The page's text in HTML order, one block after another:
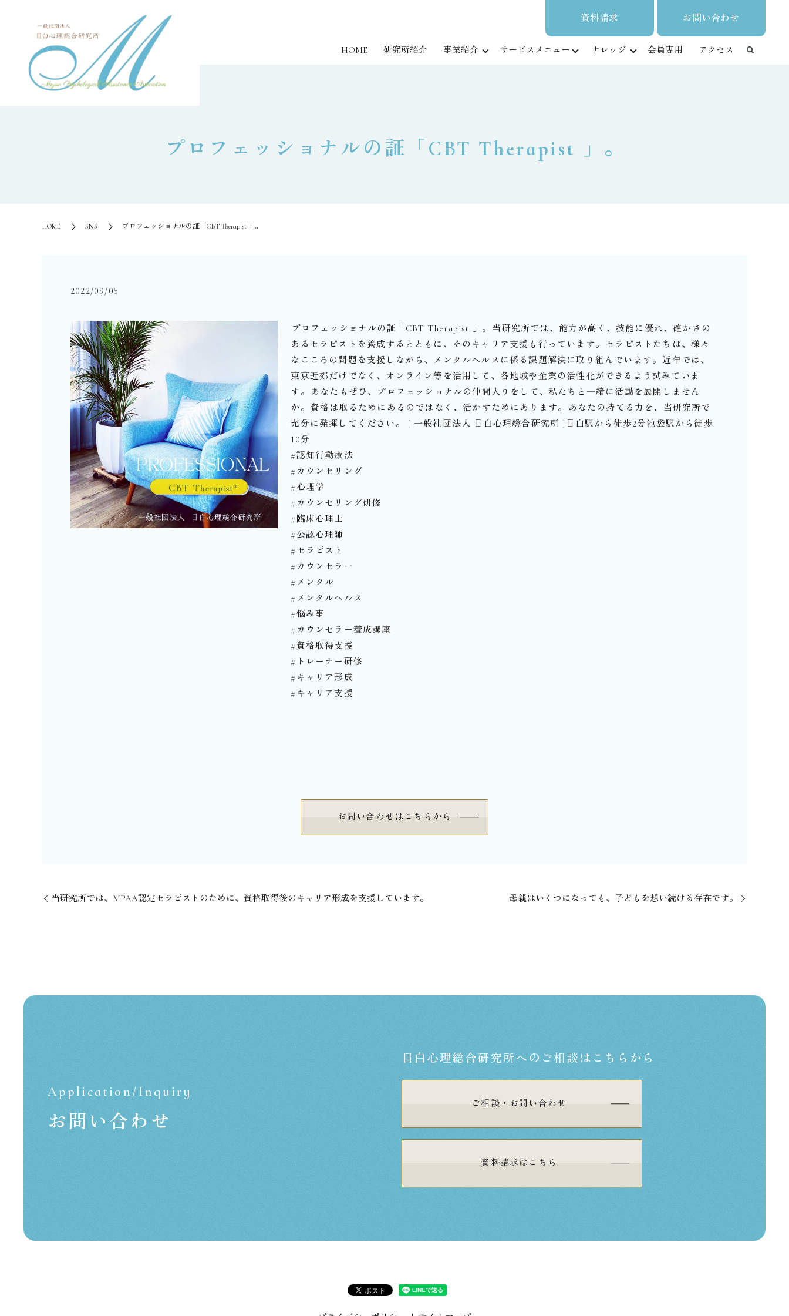
資料請求 お問い合わせ
HOME 研究所紹介 事業紹介 サービスメニュー ナレッジ 会員専用 アクセス
⁡プロフェッショナルの証「CBT Therapist ︎」。
HOME SNS ⁡プロフェッショナルの証「CBT Therapist ︎」。
2022/09/05
⁡プロフェッショナルの証「CBT Therapist ︎」。⁡当研究所では、能力が高く、技能に優れ、確かさの
あるセラピストを養成するとともに、そのキャリア支援も行っています。⁡セラピストたちは、様々
なこころの問題を支援しながら、メンタルヘルスに係る課題解決に取り組んでいます。⁡近年では、
東京近郊だけでなく、オンライン等を活用して、各地域や企業の活性化ができるよう試みていま
す。⁡あなたもぜひ、プロフェッショナルの仲間入りをして、私たちと一緒に活動を展開しません
か。⁡資格は取るためにあるのではなく、活かすためにあります。⁡あなたの持てる力を、当研究所で
充分に発揮してください。⁡⁡⁡⁡[ 一般社団法人 目白心理総合研究所 ]目白駅から徒歩2分池袋駅から徒歩
10分⁡⁡
#認知行動療法
#カウンセリング
#心理学
#カウンセリング研修
#臨床心理士
#公認心理師
#セラピスト
#カウンセラー
#メンタル
#メンタルヘルス
#悩み事
#カウンセラー養成講座
#資格取得支援
#トレーナー研修
#キャリア形成
#キャリア支援⁡
お問い合わせはこちらから
⁡当研究所では、MPAA認定セラピストのために、資格取得後のキャリア形成を支援しています。 ⁡ 母親はいくつになっても、子どもを想い続ける存在です。
Application/Inquiry
お問い合わせ
目白心理総合研究所への ご相談はこちらから
ご相談・ お問い合わせ
資料請求はこちら